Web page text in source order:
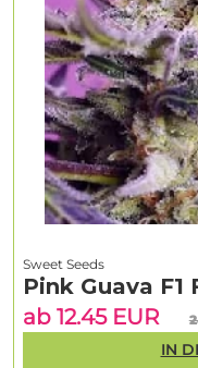
Sweet Seeds
Pink Guava F1
ab 12.45 EUR
IN